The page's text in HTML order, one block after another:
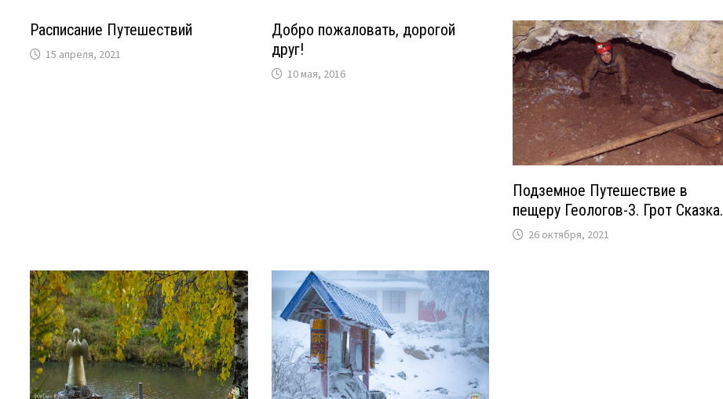
Расписание Путешествий
15 апреля, 2021
Добро пожаловать, дорогой
друг!
10 мая, 2016
Подземное Путешествие в
пещеру Геологов-3. Грот Сказка.
26 октября, 2021